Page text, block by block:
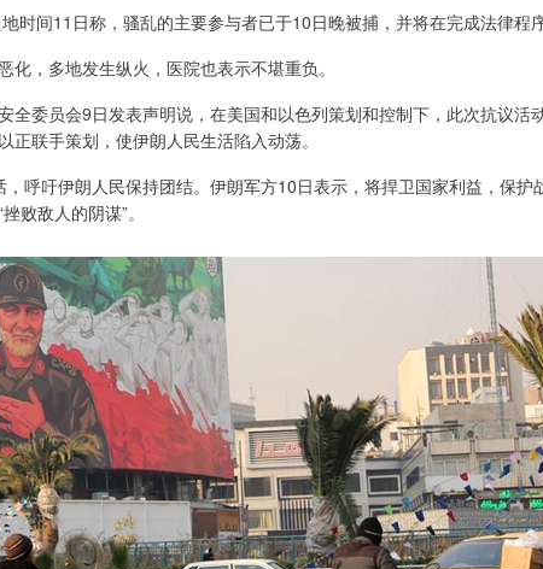
时间11日称，骚乱的主要参与者已于10日晚被捕，并将在完成法律程
化，多地发生纵火，医院也表示不堪重负。
全委员会9日发表声明说，在美国和以色列策划和控制下，此次抗议活
正联手策划，使伊朗人民生活陷入动荡。
呼吁伊朗人民保持团结。伊朗军方10日表示，将捍卫国家利益，保护
败敌人的阴谋”。